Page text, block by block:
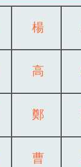
楊
高
鄭
曹